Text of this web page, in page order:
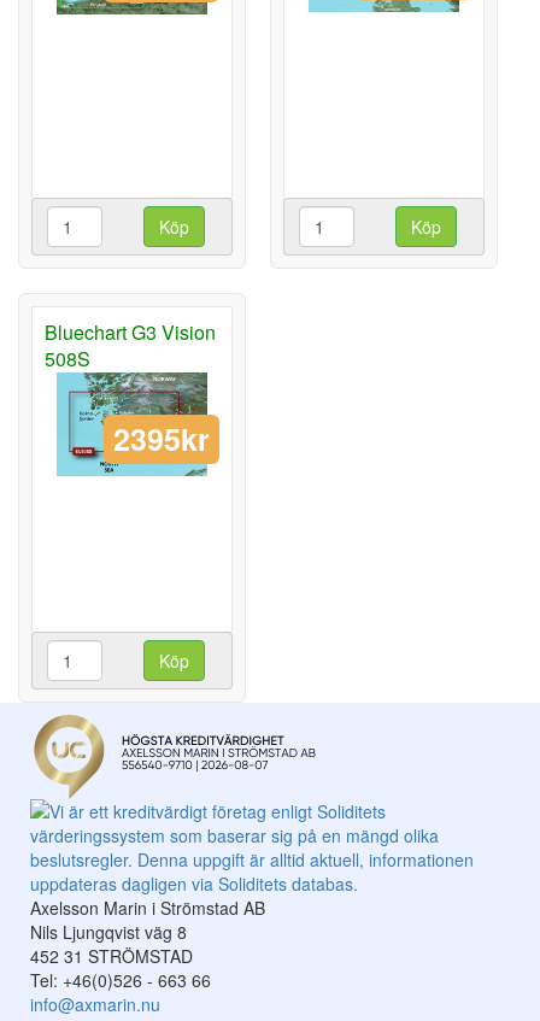
Köp Köp
Bluechart G3 Vision
508S
2395kr
Köp
Axelsson Marin i Strömstad AB
Nils Ljungqvist väg 8
452 31 STRÖMSTAD
Tel: +46(0)526 - 663 66
info@axmarin.nu